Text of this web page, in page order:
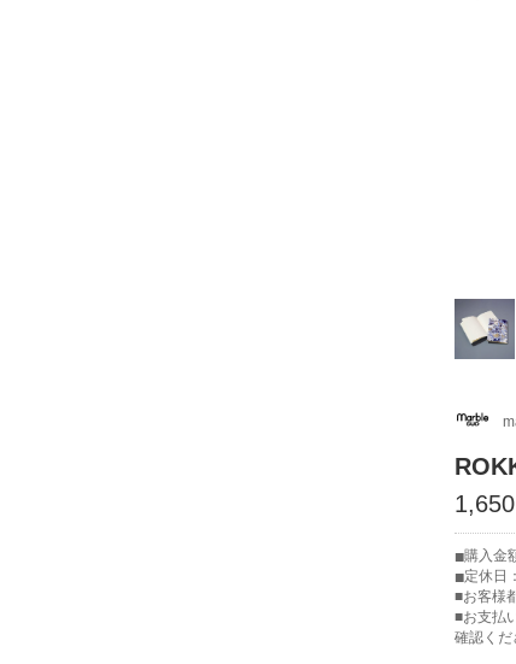
購入金
定休日
■お客様
■お支払
確認くだ